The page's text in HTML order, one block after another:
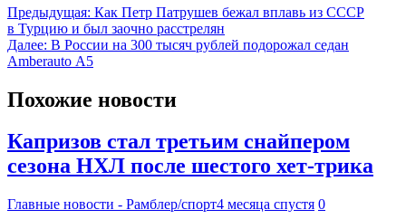
Предыдущая: Как Петр Патрушев бежал вплавь из СССР
в Турцию и был заочно расстрелян
Далее: В России на 300 тысяч рублей подорожал седан
Amberauto А5
Похожие новости
Капризов стал третьим снайпером
сезона НХЛ после шестого хет-трика
Главные новости - Рамблер/спорт4 месяца спустя 0